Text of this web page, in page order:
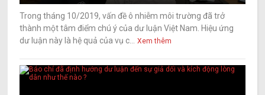
Trong tháng 10/2019, vấn đề ô nhiễm môi trường đã trở
thành một tâm điểm chú ý của dư luận Việt Nam. Hiệu ứng
dư luận này là hệ quả của vụ c...
Xem thêm